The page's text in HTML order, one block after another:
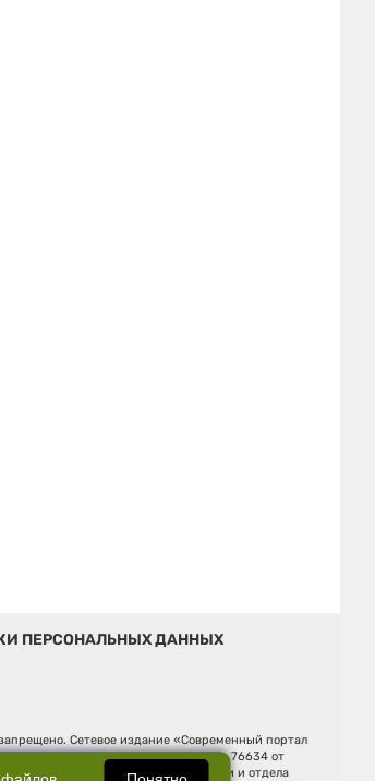
ПЕРСОНАЛЬНЫХ ДАННЫХ
Сетевое издание «Современный портал
номер ЭЛ № ФС 77 - 76634 от
7015 Фактический адрес редакции и отдела